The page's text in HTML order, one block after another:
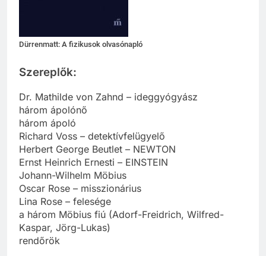
Dürrenmatt: A fizikusok olvasónapló
Szereplők:
Dr. Mathilde von Zahnd – ideggyógyász
három ápolónő
három ápoló
Richard Voss – detektívfelügyelő
Herbert George Beutlet – NEWTON
Ernst Heinrich Ernesti – EINSTEIN
Johann-Wilhelm Möbius
Oscar Rose – misszionárius
Lina Rose – felesége
a három Möbius fiú (Adorf-Freidrich, Wilfred-
Kaspar, Jörg-Lukas)
rendőrök